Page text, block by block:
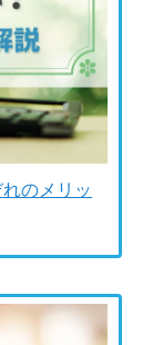
のメリッ